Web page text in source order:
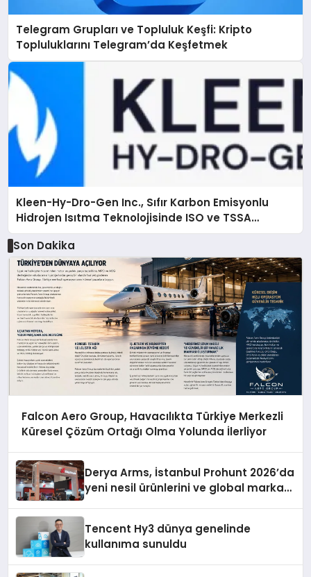
Telegram Grupları ve Topluluk Keşfi: Kripto
Topluluklarını Telegram’da Keşfetmek
Kleen-Hy-Dro-Gen Inc., Sıfır Karbon Emisyonlu
Hidrojen Isıtma Teknolojisinde ISO ve TSSA
Düzenleyici Onaylarını Aldı
Son Dakika
Falcon Aero Group, Havacılıkta Türkiye Merkezli
Küresel Çözüm Ortağı Olma Yolunda İlerliyor
Derya Arms, İstanbul Prohunt 2026’da
yeni nesil ürünlerini ve global marka
Tencent Hy3 dünya genelinde
kullanıma sunuldu